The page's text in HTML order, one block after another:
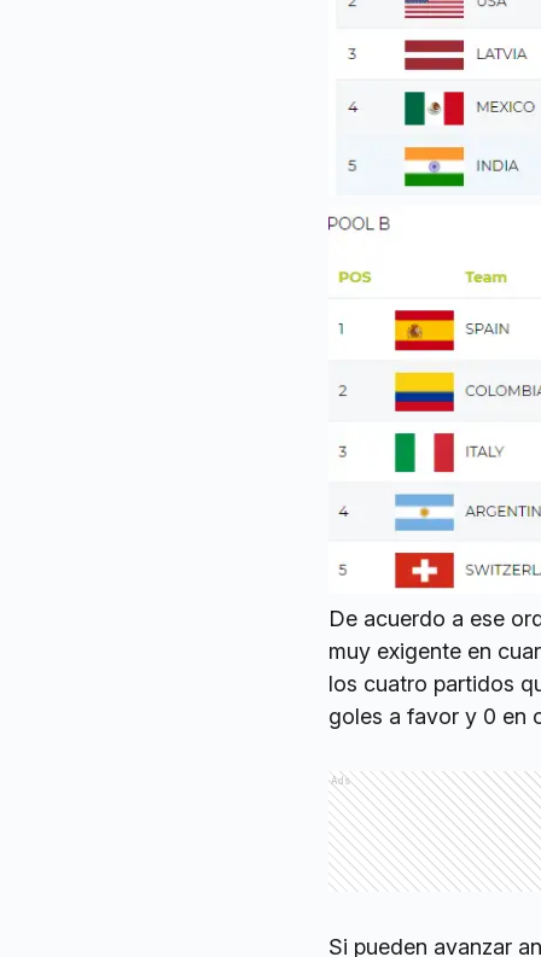
De acuerdo a ese
muy exigente en
los cuatro partidos
goles a favor y 0 en
Ads
Si pueden avanzar